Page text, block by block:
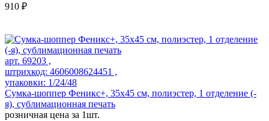
910 ₽
арт. 69203 ,
штрихкод: 4606008624451 ,
упаковки: 1/24/48
Сумка-шоппер Феникс+, 35x45 см, полиэстер, 1 отделение (-
я), сублимационная печать
розничная цена за 1шт.